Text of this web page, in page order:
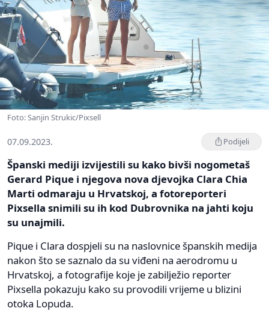
Foto: Sanjin Strukic/Pixsell
07.09.2023. Podijeli
Španski mediji izvijestili su kako bivši nogometaš
Gerard Pique i njegova nova djevojka Clara Chia
Marti odmaraju u Hrvatskoj, a fotoreporteri
Pixsella snimili su ih kod Dubrovnika na jahti koju
su unajmili.
Pique i Clara dospjeli su na naslovnice španskih medija
nakon što se saznalo da su viđeni na aerodromu u
Hrvatskoj, a fotografije koje je zabilježio reporter
Pixsella pokazuju kako su provodili vrijeme u blizini
otoka Lopuda.